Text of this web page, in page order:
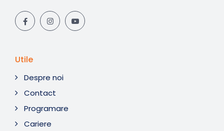
Utile
Despre noi
Contact
Programare
Cariere